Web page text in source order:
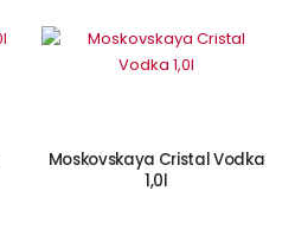
Nicht auf Lager
Moskovskaya Cristal Vodka
1,0l